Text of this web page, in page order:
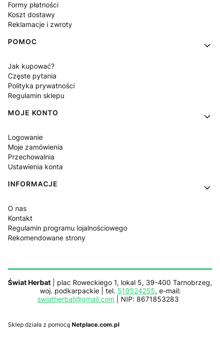
Formy płatności
Koszt dostawy
Reklamacje i zwroty
POMOC
Jak kupować?
Częste pytania
Polityka prywatności
Regulamin sklepu
MOJE KONTO
Logowanie
Moje zamówienia
Przechowalnia
Ustawienia konta
INFORMACJE
O nas
Kontakt
Regulamin programu lojalnościowego
Rekomendowane strony
Świat Herbat | plac Roweckiego 1, lokal 5, 39-400 Tarnobrzeg,
woj. podkarpackie | tel. 519524255, e-mail:
swiatherbat@gmail.com | NIP: 8671853283
Sklep działa z pomocą Netplace.com.pl